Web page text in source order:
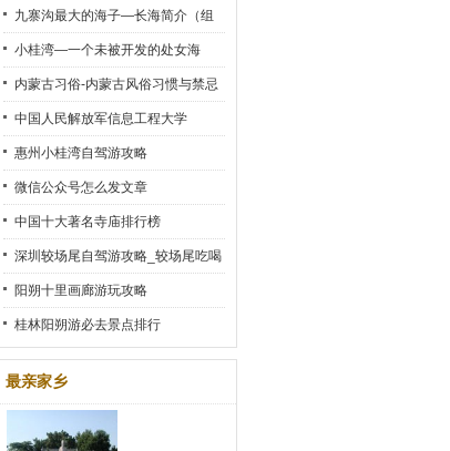
九寨沟最大的海子—长海简介（组
图）
小桂湾—一个未被开发的处女海
内蒙古习俗-内蒙古风俗习惯与禁忌
中国人民解放军信息工程大学
惠州小桂湾自驾游攻略
微信公众号怎么发文章
中国十大著名寺庙排行榜
深圳较场尾自驾游攻略_较场尾吃喝
玩乐全攻略
阳朔十里画廊游玩攻略
桂林阳朔游必去景点排行
最亲家乡